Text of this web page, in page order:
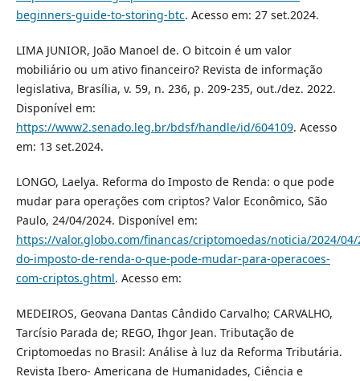
beginners-guide-to-storing-btc. Acesso em: 27 set.2024.
LIMA JUNIOR, João Manoel de. O bitcoin é um valor
mobiliário ou um ativo financeiro? Revista de informação
legislativa, Brasília, v. 59, n. 236, p. 209-235, out./dez. 2022.
Disponível em:
https://www2.senado.leg.br/bdsf/handle/id/604109. Acesso
em: 13 set.2024.
LONGO, Laelya. Reforma do Imposto de Renda: o que pode
mudar para operações com criptos? Valor Econômico, São
Paulo, 24/04/2024. Disponível em:
https://valor.globo.com/financas/criptomoedas/noticia/2024/
do-imposto-de-renda-o-que-pode-mudar-para-operacoes-
com-criptos.ghtml. Acesso em:
MEDEIROS, Geovana Dantas Cândido Carvalho; CARVALHO,
Tarcísio Parada de; REGO, Ihgor Jean. Tributação de
Criptomoedas no Brasil: Análise à luz da Reforma Tributária.
Revista Ibero- Americana de Humanidades, Ciência e